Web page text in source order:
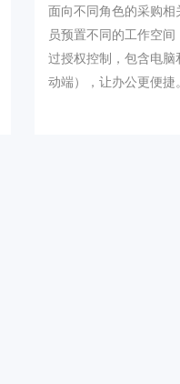
面向不同角色的采购相
员预置不同的工作空间
过授权控制，包含电脑
动端），让办公更便捷